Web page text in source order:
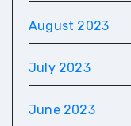
August 2023
July 2023
June 2023